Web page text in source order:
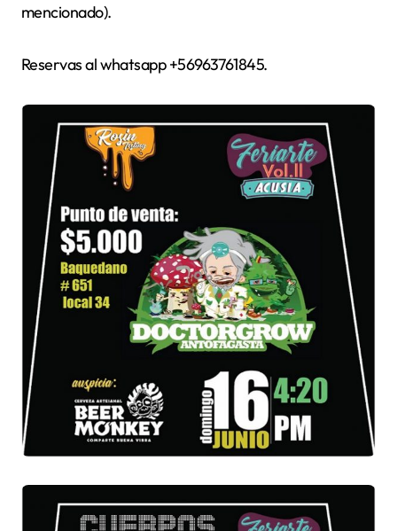
mencionado).
Reservas al whatsapp +56963761845.